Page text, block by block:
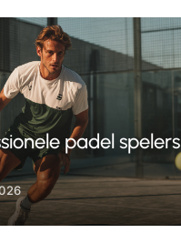
padel spelers